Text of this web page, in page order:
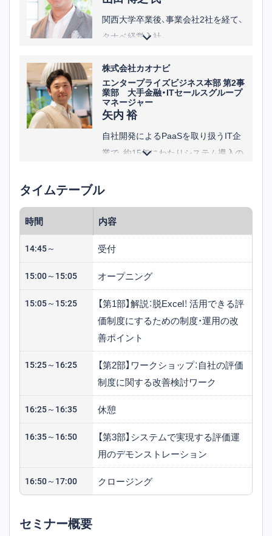
関西大学卒業後、事業会社2社を経て、
タナベ経営入社。
導し、全社年間契約額No.1を2年連続
で受賞。
その後、富士ゼロックス関連会社にて
人事企画に従事。2016年より現職。
株式会社カオナビ
エンタープライズビジネス本部 第2事
業部 大手金融・ITセールスグループ
マネージャー
矢内 裕
自社開発によるPaaSを取り扱うIT企
業で、約15年にわたりシステム導入の
リ開発のプロジェクトにPMとしても
その後、人事部門で新卒・中途の採用
活動に従事。
2022年にカオナビへ入社し、現在は大
手企業様を対象としたエンタープラ
イズセールスを担う。
タイムテーブル
時間 内容
14:45～ 受付
15:00～15:05 オープニング
15:05～15:25
【第1部】解説：脱Excel！ 活用できる評
価制度にするための制度・運用の改
善ポイント
15:25～16:25
【第2部】ワークショップ：自社の評価
制度に関する改善検討ワーク
16:25～16:35 休憩
16:35～16:50
【第3部】システムで実現する評価運
用のデモンストレーション
16:50～17:00 クロージング
セミナー概要